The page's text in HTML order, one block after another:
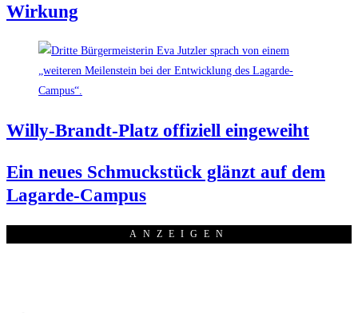
Wirkung
Wil­ly-Brandt-Platz offi­zi­ell eingeweiht
Ein neu­es Schmuck­stück glänzt auf dem
Lagarde-Campus
ANZEI­GEN